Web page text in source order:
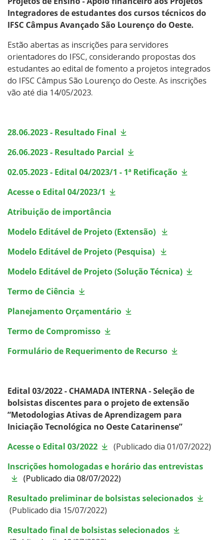
Integradores de estudantes dos cursos técnicos do
IFSC Câmpus Avançado São Lourenço do Oeste.
Estão abertas as inscrições para servidores
orientadores do IFSC, considerando propostas dos
estudantes ao edital de fomento a projetos integrados
do IFSC Câmpus São Lourenço do Oeste. As inscrições
vão até dia 14/05/2023.
28.06.2023 - Resultado Final
26.06.2023 - Resultado Parcial
02.05.2023 - Edital 04/2023/1 - 1ª Retificação
Acesse o Edital 04/2023/1
Atribuição de importância
Modelo Editável de Projeto (Extensão)
Modelo Editável de Projeto (Pesquisa)
Modelo Editável de Projeto (Solução Técnica)
Termo de Ciência
Planejamento Orçamentário
Termo de Compromisso
Formulário de Requerimento de Recurso
Edital 03/2022 - CHAMADA INTERNA - Seleção de
bolsistas discentes para o projeto de extensão
“Metodologias Ativas de Aprendizagem para
Iniciação Tecnológica no Oeste Catarinense”
Acesse o Edital 03/2022
(Publicado dia 01/07/2022)
Inscrições homologadas e horário das entrevistas
(Publicado dia 08/07/2022)
Resultado preliminar de bolsistas selecionados
(Publicado dia 15/07/2022)
Resultado final de bolsistas selecionados